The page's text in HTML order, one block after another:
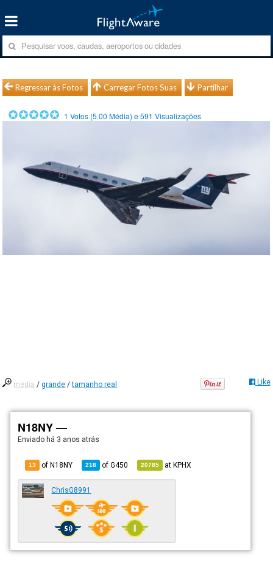
Regressar às Fotos Carregar Fotos Suas Partilhar
1 Votos (5.00 Média) e591 Visualizações
média /grande /tamanho real Like
N18NY —
Enviado há 3 anos atrás
13 of N18NY 218 ofG450 20785 atKPHX
ChrisG8991